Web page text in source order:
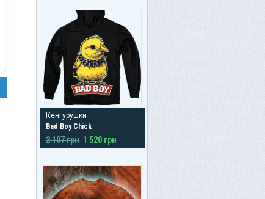
Кенгурушки
Bad Boy Chick
2 107 грн 1 520 грн